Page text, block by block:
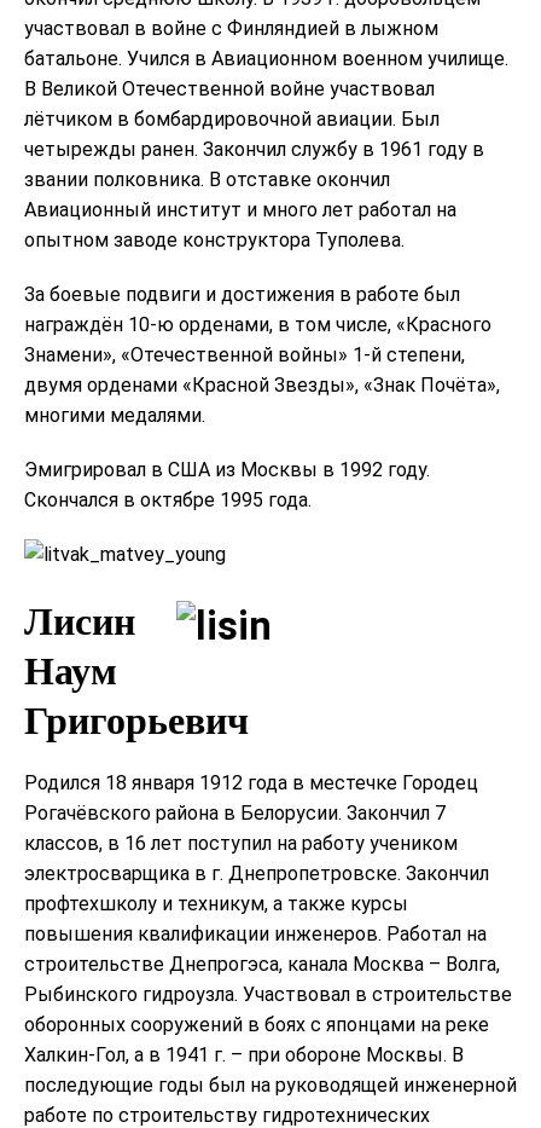
участвовал в войне с Финляндией в лыжном
батальоне. Учился в Авиационном военном училище.
В Великой Отечественной войне участвовал
лётчиком в бомбардировочной авиации. Был
четырежды ранен. Закончил службу в 1961 году в
звании полковника. В отставке окончил
Авиационный институт и много лет работал на
опытном заводе конструктора Туполева.
За боевые подвиги и достижения в работе был
награждён 10-ю орденами, в том числе, «Красного
Знамени», «Отечественной войны» 1-й степени,
двумя орденами «Красной Звезды», «Знак Почёта»,
многими медалями.
Эмигрировал в США из Москвы в 1992 году.
Скончался в октябре 1995 года.
Лисин
Наум
Григорьевич
Родился 18 января 1912 года в местечке Городец
Рогачёвского района в Белорусии. Закончил 7
классов, в 16 лет поступил на работу учеником
электросварщика в г. Днепропетровске. Закончил
профтехшколу и техникум, а также курсы
повышения квалификации инженеров. Работал на
строительстве Днепрогэса, канала Москва – Волга,
Рыбинского гидроузла. Участвовал в строительстве
оборонных сооружений в боях с японцами на реке
Халкин-Гол, а в 1941 г. – при обороне Москвы. В
последующие годы был на руководящей инженерной
работе по строительству гидротехнических